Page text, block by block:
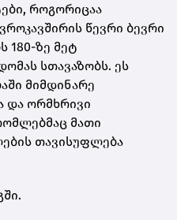
როგორიცაა
წევრი ბევრი
180-ზე მეტ
სთავაზობს. ეს
მიმდინარე
და ორმხრივი
მათი
თავისუფლება